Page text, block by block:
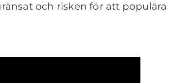
och risken för att populära